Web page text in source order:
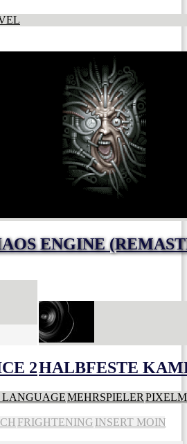
ENGINE
2HALBFESTE
LANGUAGEMEHRSPIELER
FRIGHTENING INSERT MOIN